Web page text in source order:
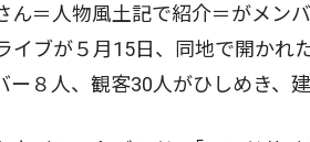
ん＝人物風土記で紹介＝がメン
イブが５月15日、同地で開か
ー８人、観客30人がひしめき、